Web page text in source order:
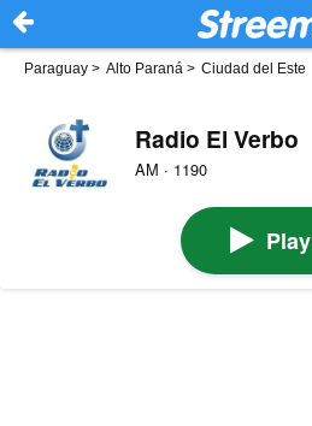
Paraguay > Alto Paraná > Ciudad del Este
Radio El Verbo
AM · 1190
Play